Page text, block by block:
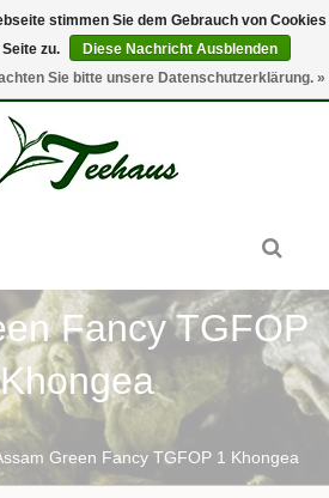
Fancy TGFOP
Green Fancy TGFOP 1 Khongea
stimmen Sie dem Gebrauch von Cookies
zu.
Diese Nachricht Ausblenden
Sie bitte unsere Datenschutzerklärung. »